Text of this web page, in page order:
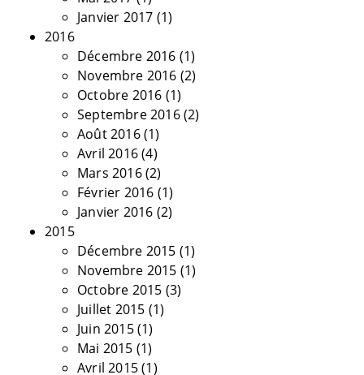
Janvier 2017 (1)
2016
Décembre 2016 (1)
Novembre 2016 (2)
Octobre 2016 (1)
Septembre 2016(2)
Août 2016(1)
Avril 2016(4)
Mars 2016(2)
Février 2016 (1)
Janvier 2016 (2)
2015
Décembre 2015 (1)
Novembre 2015 (1)
Octobre 2015 (3)
Juillet 2015 (1)
Juin 2015(1)
Mai 2015 (1)
Avril 2015(1)